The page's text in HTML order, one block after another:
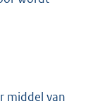
middel van